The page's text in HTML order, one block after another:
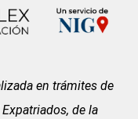
en trámites de
de la